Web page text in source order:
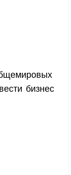
бизнес